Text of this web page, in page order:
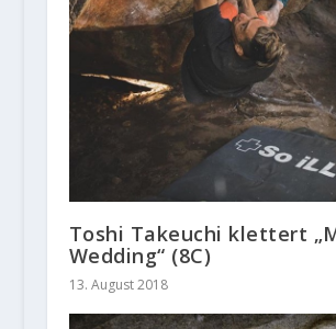
Toshi Takeuchi klettert
Wedding“ (8C)
13. August 2018